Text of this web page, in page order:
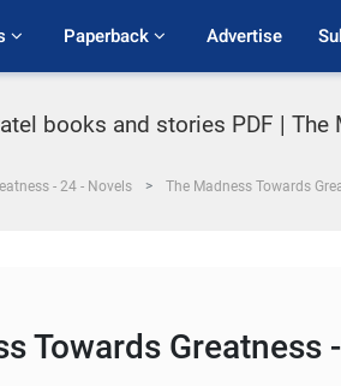
Paperback Advertise
books and stories PDF | The
- 24 - Novels The Madness Towards
Towards Greatness